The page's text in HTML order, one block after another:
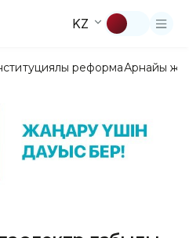
KZ
реформаАрнайы